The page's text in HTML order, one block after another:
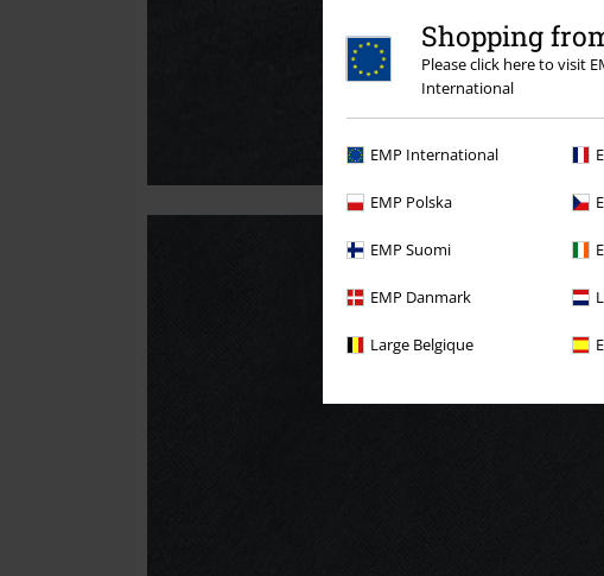
Shopping
Please click here to visit
International
EMP International
EMP Polska
EMP Suomi
EMP Danmark
Large Belgique